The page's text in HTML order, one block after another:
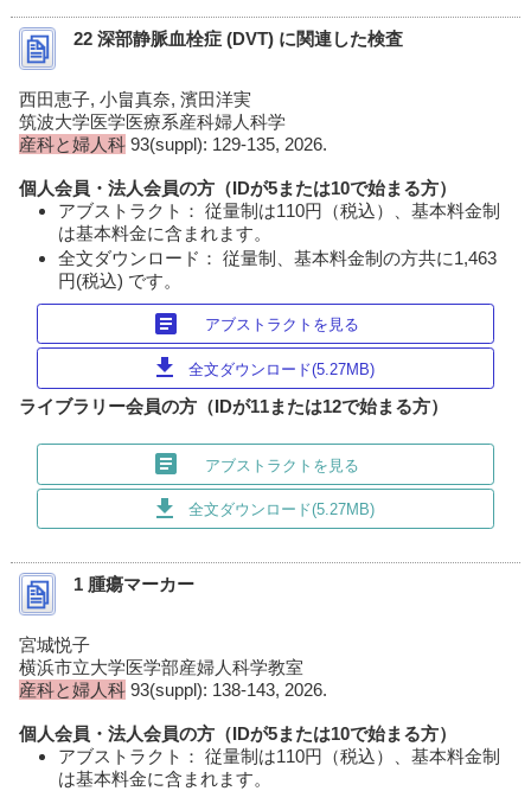
22 深部静脈血栓症 (DVT) に関連した検査
西田恵子, 小畠真奈, 濱田洋実
筑波大学医学医療系産科婦人科学
産科と婦人科 93(suppl): 129-135, 2026.
個人会員・法人会員の方（IDが5または10で始まる方）
アブストラクト： 従量制は110円（税込）、基本料金制
は基本料金に含まれます。
全文ダウンロード： 従量制、基本料金制の方共に1,463
円(税込) です。
article アブストラクトを見る
download 全文ダウンロード(5.27MB)
ライブラリー会員の方（IDが11または12で始まる方）
article アブストラクトを見る
download 全文ダウンロード(5.27MB)
1 腫瘍マーカー
宮城悦子
横浜市立大学医学部産婦人科学教室
産科と婦人科 93(suppl): 138-143, 2026.
個人会員・法人会員の方（IDが5または10で始まる方）
アブストラクト： 従量制は110円（税込）、基本料金制
は基本料金に含まれます。